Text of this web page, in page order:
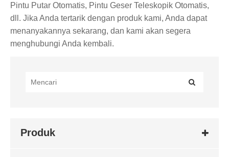
Pintu Putar Otomatis, Pintu Geser Teleskopik Otomatis,
dll. Jika Anda tertarik dengan produk kami, Anda dapat
menanyakannya sekarang, dan kami akan segera
menghubungi Anda kembali.
Produk